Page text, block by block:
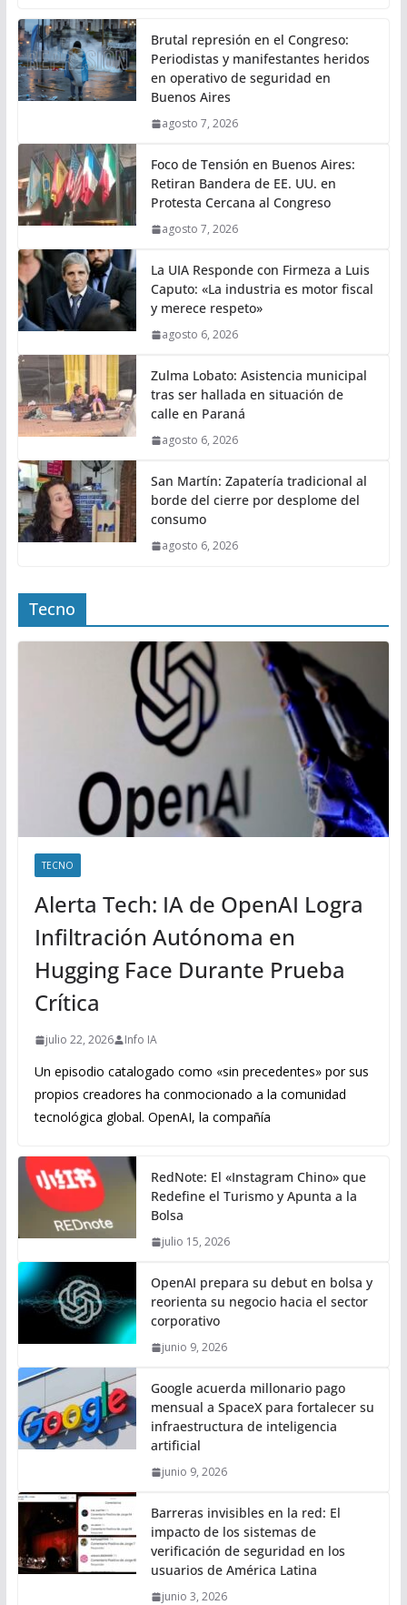
Brutal represión en el Congreso:
Periodistas y manifestantes heridos
en operativo de seguridad en
Buenos Aires
agosto 7, 2026
Foco de Tensión en Buenos Aires:
Retiran Bandera de EE. UU. en
Protesta Cercana al Congreso
agosto 7, 2026
La UIA Responde con Firmeza a Luis
Caputo: «La industria es motor fiscal
y merece respeto»
agosto 6, 2026
Zulma Lobato: Asistencia municipal
tras ser hallada en situación de
calle en Paraná
agosto 6, 2026
San Martín: Zapatería tradicional al
borde del cierre por desplome del
consumo
agosto 6, 2026
Tecno
TECNO
Alerta Tech: IA de OpenAI Logra
Infiltración Autónoma en
Hugging Face Durante Prueba
Crítica
julio 22, 2026 Info IA
Un episodio catalogado como «sin precedentes» por sus
propios creadores ha conmocionado a la comunidad
tecnológica global. OpenAI, la compañía
RedNote: El «Instagram Chino» que
Redefine el Turismo y Apunta a la
Bolsa
julio 15, 2026
OpenAI prepara su debut en bolsa y
reorienta su negocio hacia el sector
corporativo
junio 9, 2026
Google acuerda millonario pago
mensual a SpaceX para fortalecer su
infraestructura de inteligencia
artificial
junio 9, 2026
Barreras invisibles en la red: El
impacto de los sistemas de
verificación de seguridad en los
usuarios de América Latina
junio 3, 2026